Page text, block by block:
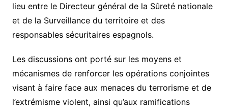
lieu entre le Directeur général de la Sûreté nationale
et de la Surveillance du territoire et des
responsables sécuritaires espagnols.
Les discussions ont porté sur les moyens et
mécanismes de renforcer les opérations conjointes
visant à faire face aux menaces du terrorisme et de
l’extrémisme violent, ainsi qu’aux ramifications